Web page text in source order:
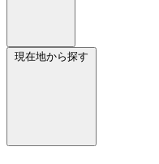
現在地から探す